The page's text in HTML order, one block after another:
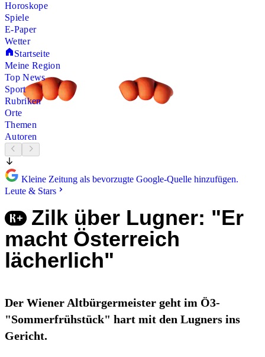
Horoskope
Spiele
E-Paper
Wetter
Startseite
Meine Region
Top News
Sport
Rubriken
Orte
Themen
Autoren
Kleine Zeitung als bevorzugte Google-Quelle hinzufügen.
Leute & Stars
Zilk über Lugner: "Er
macht Österreich
lächerlich"
Der Wiener Altbürgermeister geht im Ö3-
"Sommerfrühstück" hart mit den Lugners ins
Gericht.